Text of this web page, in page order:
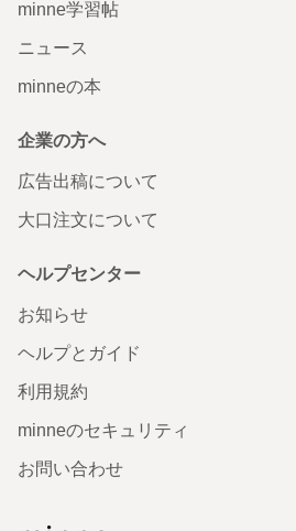
minne学習帖
ニュース
minneの本
企業の方へ
広告出稿について
大口注文について
ヘルプセンター
お知らせ
ヘルプとガイド
利用規約
minneのセキュリティ
お問い合わせ